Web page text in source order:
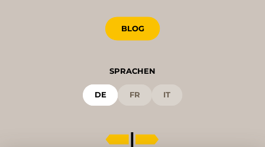
BLOG
SPRACHEN
DE FR IT